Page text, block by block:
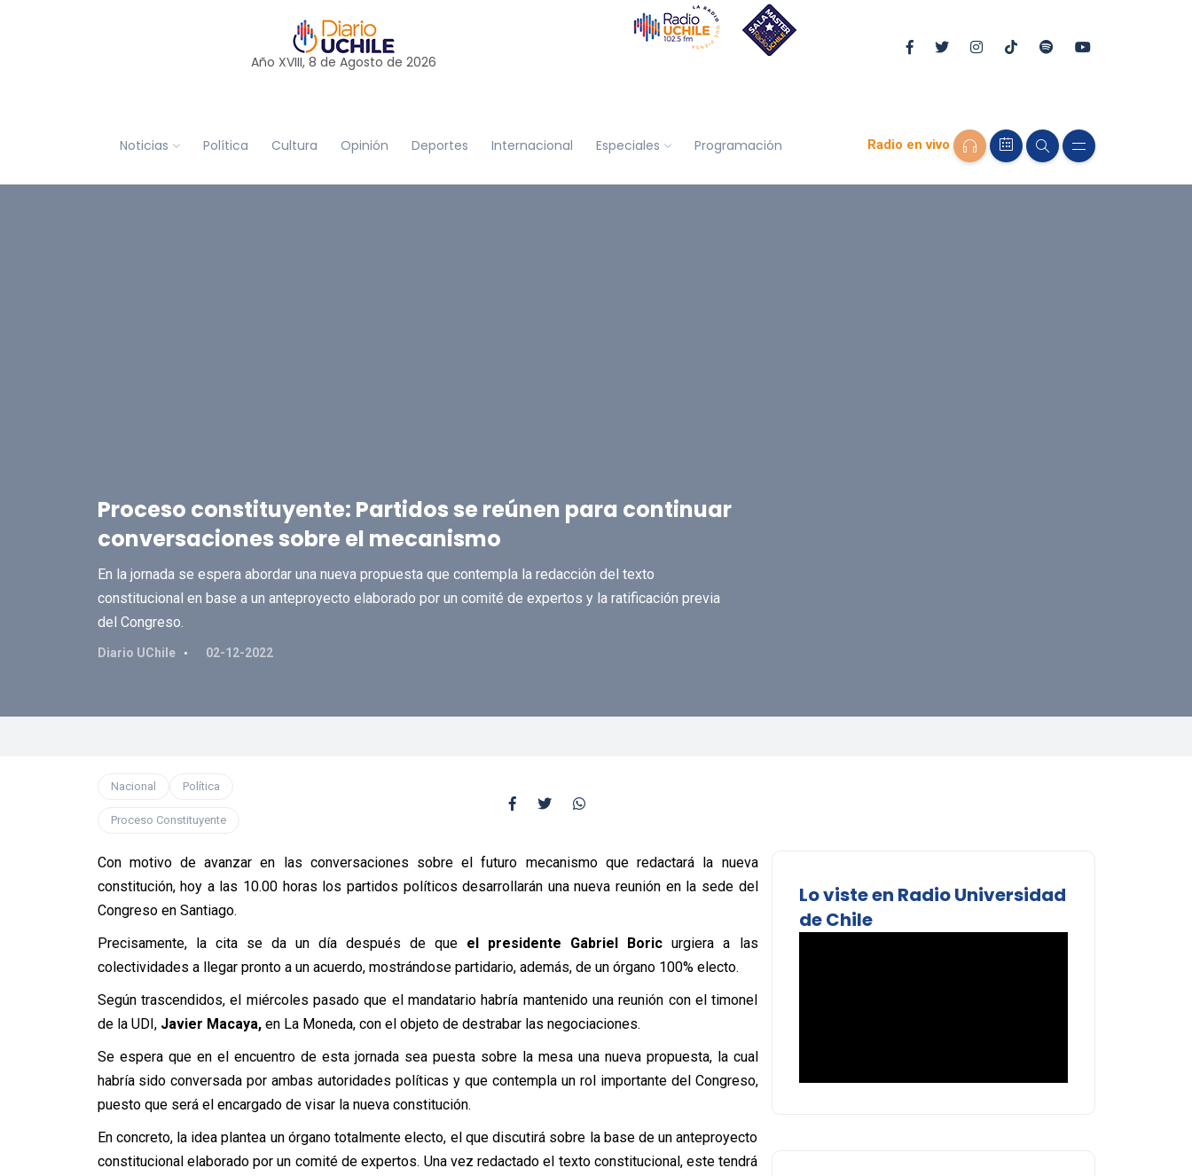
Año XVIII, 8 de Agosto de 2026
Noticias Política Cultura Opinión Deportes Internacional Especiales Programación Radio en vivo
Proceso constituyente: Partidos se reúnen para continuar
conversaciones sobre el mecanismo
En la jornada se espera abordar una nueva propuesta que contempla la redacción del texto
constitucional en base a un anteproyecto elaborado por un comité de expertos y la ratificación previa
del Congreso.
Diario UChile 02-12-2022
Nacional Política
Proceso Constituyente
Con motivo de avanzar en las conversaciones sobre el futuro mecanismo que redactará la nueva
constitución, hoy a las 10.00 horas los partidos políticos desarrollarán una nueva reunión en la sede del
Congreso en Santiago.
Precisamente, la cita se da un día después de que el presidente Gabriel Boric urgiera a las
colectividades a llegar pronto a un acuerdo, mostrándose partidario, además, de un órgano 100% electo.
Según trascendidos, el miércoles pasado que el mandatario habría mantenido una reunión con el timonel
de la UDI, Javier Macaya,en La Moneda, con el objeto de destrabar las negociaciones.
Se espera que en el encuentro de esta jornada sea puesta sobre la mesa una nueva propuesta, la cual
habría sido conversada por ambas autoridades políticas y que contempla un rol importante del Congreso,
puesto que será el encargado de visar la nueva constitución.
En concreto, la idea plantea un órgano totalmente electo, el que discutirá sobre la base de un anteproyecto
constitucional elaborado por un comité de expertos. Una vez redactado el texto constitucional, este tendrá
Lo viste en Radio Universidad
de Chile